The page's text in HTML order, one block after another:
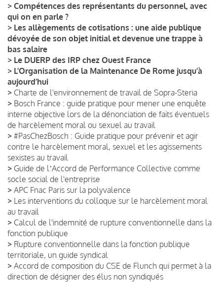
> Compétences des représentants du personnel, avec
qui on en parle ?
> Les allègements de cotisations : une aide publique
dévoyée de son objet initial et devenue une trappe à
bas salaire
> Le DUERP des IRP chez Ouest France
> L’Organisation de la Maintenance De Rome jusqu’à
aujourd’hui
> Charte de l'environnement de travail de Sopra-Steria
> Bosch France : guide pratique pour mener une enquête
interne objective lors de la dénonciation de faits éventuels
de harcèlement moral ou sexuel au travail
> #PasChezBosch : Guide pratique pour prévenir et agir
contre le harcèlement moral, sexuel et les agissements
sexistes au travail
> Guide de lʼAccord de Performance Collective comme
socle social de l'entreprise
> APC Fnac Paris sur la polyvalence
> Les interventions du colloque sur le harcèlement moral
au travail
> Calcul de l'indemnité de rupture conventionnelle dans la
fonction publique
> Rupture conventionnelle dans la fonction publique
territoriale, un guide syndical
> Accord de composition du CSE de Flunch qui permet à la
direction de désigner des élus non syndiqués